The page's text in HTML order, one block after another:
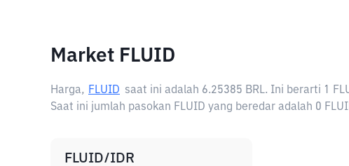
Market FLUID
Harga, FLUID saat ini adalah 6.25385 BRL. Ini berarti 1
Saat ini jumlah pasokan FLUID yang beredar adalah 0
FLUID/IDR